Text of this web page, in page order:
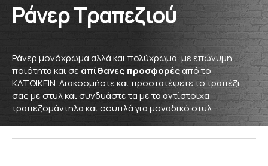
Ράνερ μονόχρωμα αλλά και πολύχρωμα, με επώνυμη
ποιότητα και σε απίθανες προσφορέςαπό το
ΚΑΤΟΙΚΕΙΝ. Διακοσμήστε και προστατέψετε το τραπέζι
σας με στυλ και συνδυάστε τα με τα αντίστοιχα
τραπεζομάντηλακαισουπλάγια μοναδικό στυλ.
Ράνερ Τραπεζιού